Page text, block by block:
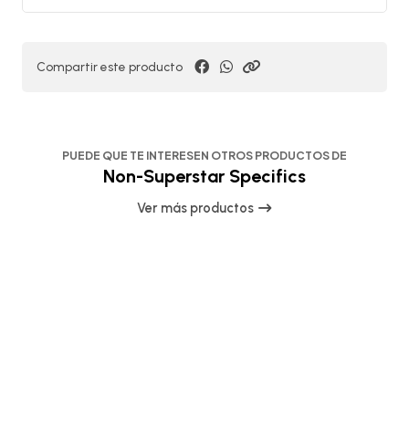
Compartir este producto
PUEDE QUE TE INTERESEN OTROS PRODUCTOS DE
Non-Superstar Specifics
Ver más productos